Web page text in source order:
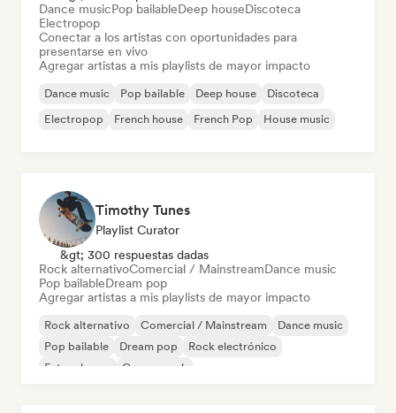
Dance musicPop bailableDeep houseDiscoteca
Electropop
Conectar a los artistas con oportunidades para
presentarse en vivo
Agregar artistas a mis playlists de mayor impacto
Dance music Pop bailable Deep house
Discoteca
Electropop
French house French Pop House music
Timothy Tunes
Playlist Curator
&gt; 300 respuestas dadas
Rock alternativoComercial / MainstreamDance music
Pop bailableDream pop
Agregar artistas a mis playlists de mayor impacto
Rock alternativo Comercial / Mainstream
Dance music
Pop bailable
Dream pop
Rock electrónico
Future house
Garage rock